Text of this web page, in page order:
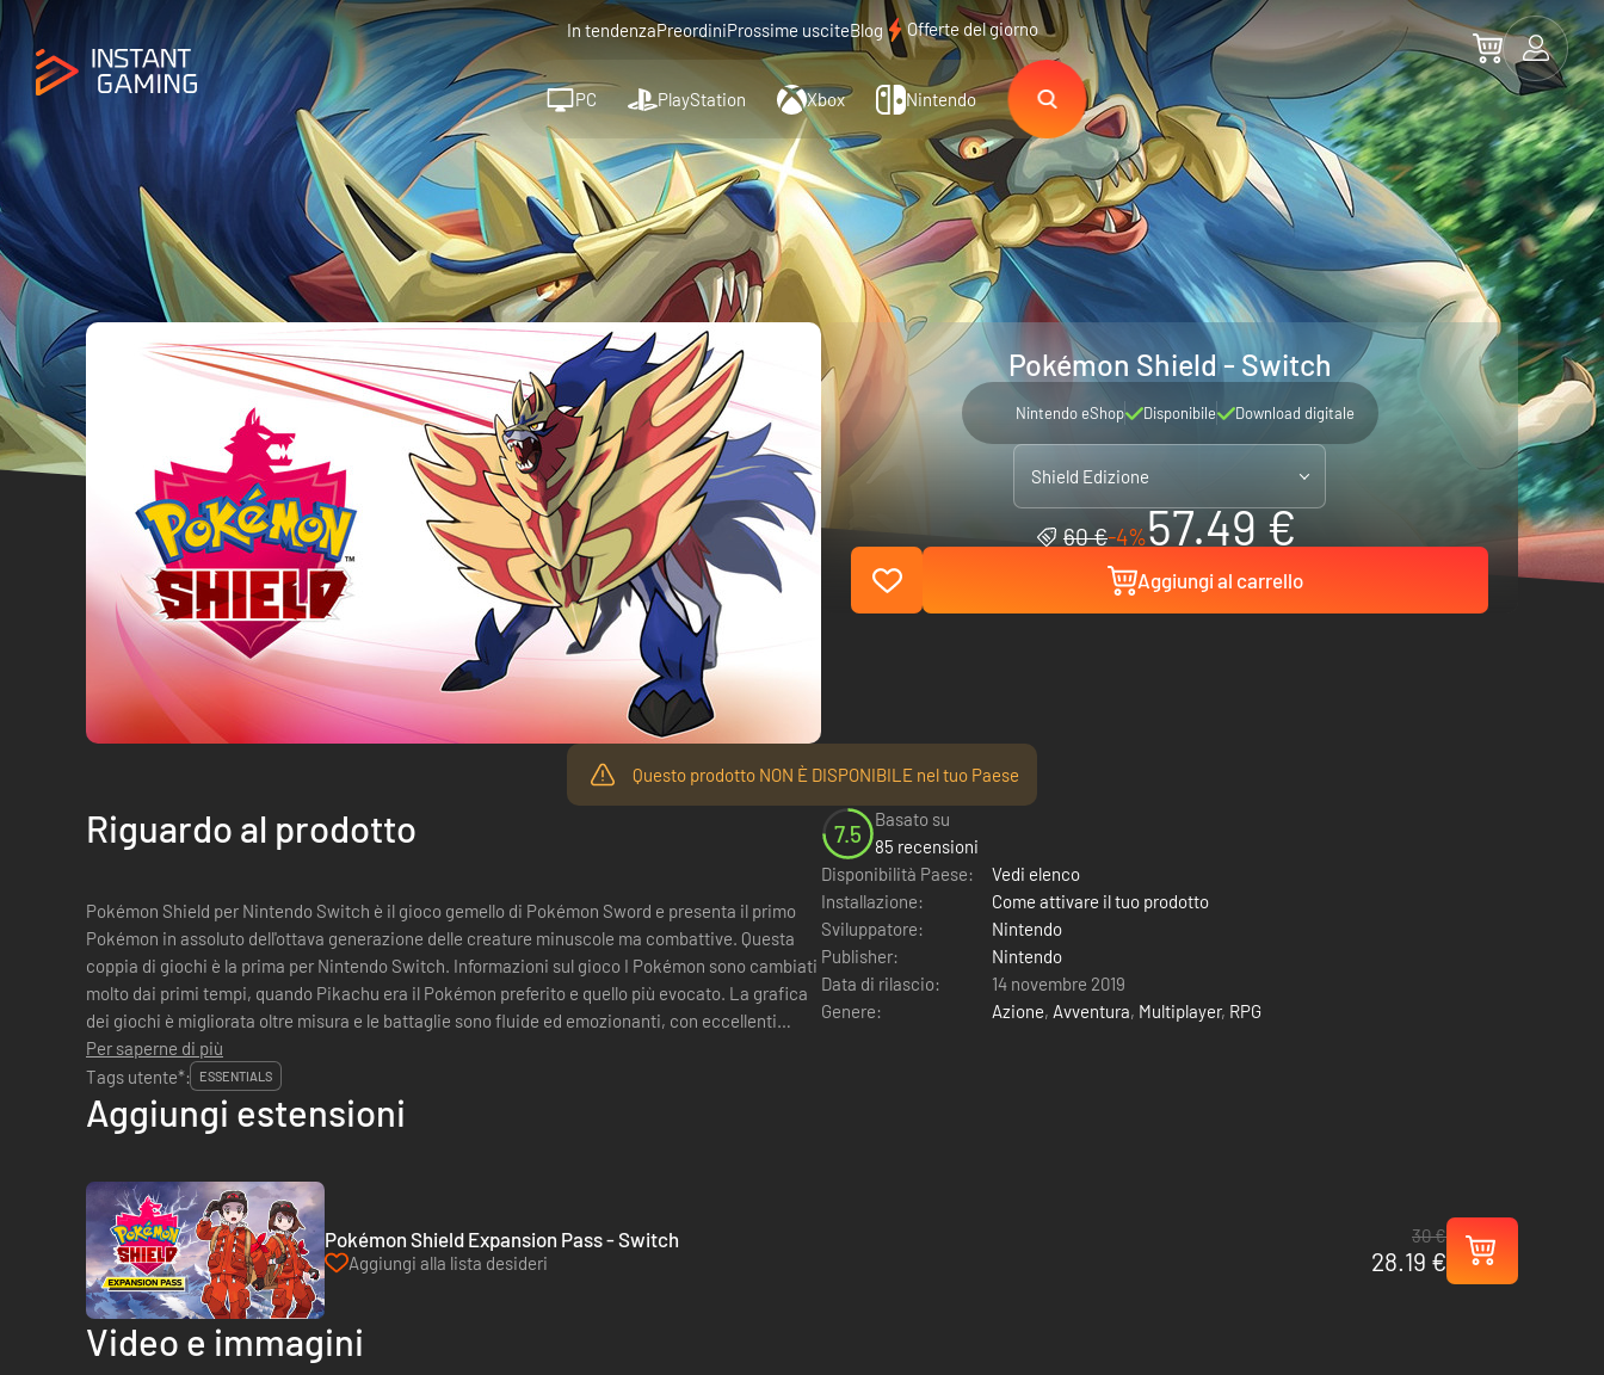
In tendenzaPreordiniProssime usciteBlog Offerte del giorno
PC PlayStation Xbox Nintendo
Pokémon Shield - Switch
Nintendo eShop Disponibile Download digitale
Shield Edizione
60 €-4%57.49 €
Aggiungi al carrello
Questo prodotto NON È DISPONIBILE nel tuo Paese
Riguardo al prodotto
Pokémon Shield per Nintendo Switch è il gioco gemello di Pokémon Sword e presenta il primo
Pokémon in assoluto dell'ottava generazione delle creature minuscole ma combattive. Questa
coppia di giochi è la prima per Nintendo Switch. Informazioni sul gioco I Pokémon sono cambiati
molto dai primi tempi, quando Pikachu era il Pokémon preferito e quello più evocato. La grafica
dei giochi è migliorata oltre misura e le battaglie sono fluide ed emozionanti, con eccellenti
prospettive sull'a...
Per saperne di più
7.5
Basato su
85 recensioni
Disponibilità Paese:
Vedi elenco
Installazione:
Come attivare il tuo prodotto
Sviluppatore:
Nintendo
Publisher:
Nintendo
Data di rilascio:
14 novembre 2019
Genere:
Azione, Avventura, Multiplayer, RPG
Tags utente*: ESSENTIALS
Aggiungi estensioni
Pokémon Shield Expansion Pass - Switch
Aggiungi alla lista desideri
30 €
28.19 €
Video e immagini